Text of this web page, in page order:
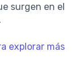
surgen en el
explorar más